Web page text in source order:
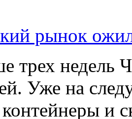
рынок
трех недель
Уже на
контейнеры и